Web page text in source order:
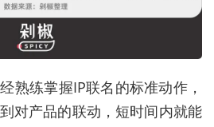
熟练掌握IP联名的标准动作，
对产品的联动，短时间内就能